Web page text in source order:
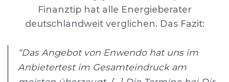
Finanztip hat alle Energieberater
deutschlandweit verglichen. Das Fazit:
“Das Angebot von Enwendo hat uns im
Anbietertest im Gesamteindruck am